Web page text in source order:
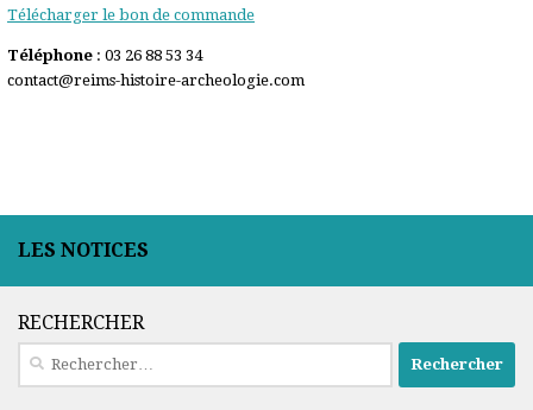
Télécharger le bon de commande
Téléphone : 03 26 88 53 34
contact@reims-histoire-archeologie.com
LES NOTICES
RECHERCHER
Rechercher :